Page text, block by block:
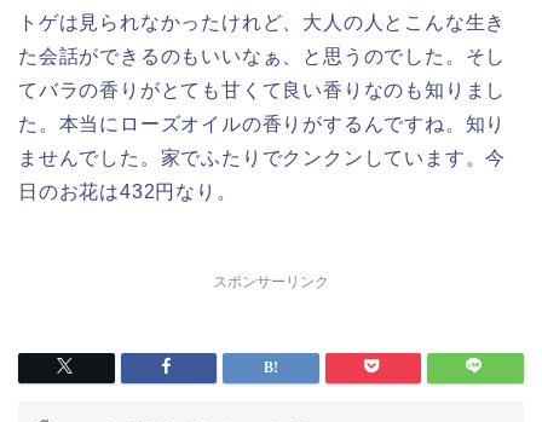
トゲは見られなかったけれど、大人の人とこんな生き
た会話ができるのもいいなぁ、と思うのでした。そし
てバラの香りがとても甘くて良い香りなのも知りまし
た。本当にローズオイルの香りがするんですね。知り
ませんでした。家でふたりでクンクンしています。今
日のお花は432円なり。
スポンサーリンク